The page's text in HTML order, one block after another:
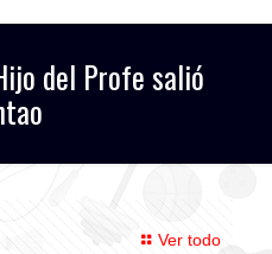
del Profe salió
Ver todo